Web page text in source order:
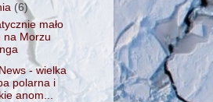
(6)
mało
na Morzu
- wielka
polarna i
anom...